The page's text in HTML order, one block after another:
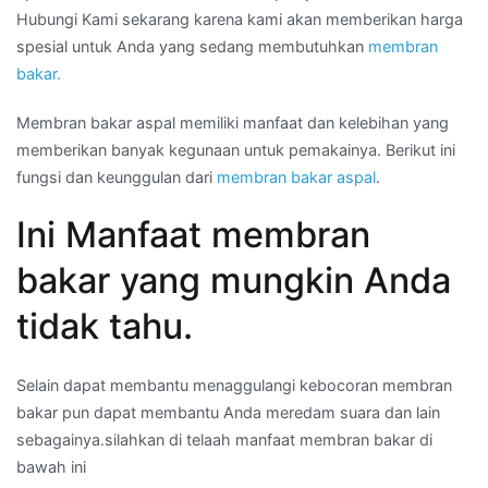
Hubungi Kami sekarang karena kami akan memberikan harga
spesial untuk Anda yang sedang membutuhkan membran
bakar.
Membran bakar aspal memiliki manfaat dan kelebihan yang
memberikan banyak kegunaan untuk pemakainya. Berikut ini
fungsi dan keunggulan dari membran bakar aspal.
Ini Manfaat membran
bakar yang mungkin Anda
tidak tahu.
Selain dapat membantu menaggulangi kebocoran membran
bakar pun dapat membantu Anda meredam suara dan lain
sebagainya.silahkan di telaah manfaat membran bakar di
bawah ini